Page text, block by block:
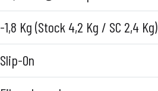
-1,8 Kg (Stock 4,2 Kg / SC 2,4 Kg)
Slip-On